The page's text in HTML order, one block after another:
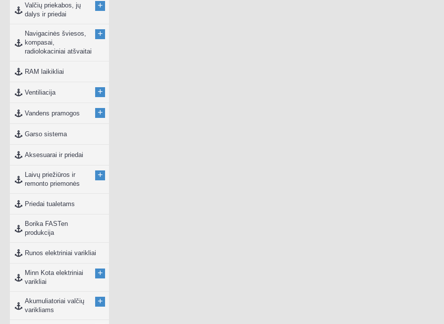
Valčių priekabos, jų
dalys ir priedai
+
Navigacinės šviesos,
kompasai,
radiolokaciniai atšvaitai
+
RAM laikikliai
Ventiliacija +
Vandens pramogos +
Garso sistema
Aksesuarai ir priedai
Laivų priežiūros ir
remonto priemonės
+
Priedai tualetams
Borika FASTen
produkcija
Runos elektriniai varikliai
Minn Kota elektriniai
varikliai
+
Akumuliatoriai valčių
varikliams
+